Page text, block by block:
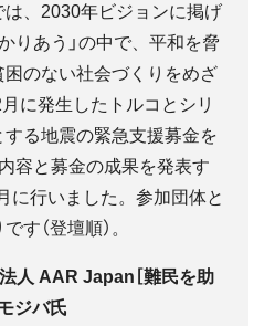
、2030年ビジョンに掲げ
りあう」の中で、平和を脅
のない社会づくりをめざ
に発生したトルコとシリ
る地震の緊急支援募金を
容と募金の成果を発表す
に行いました。参加団体と
す（登壇順）。
人 AAR Japan［難民を助
ジバ氏